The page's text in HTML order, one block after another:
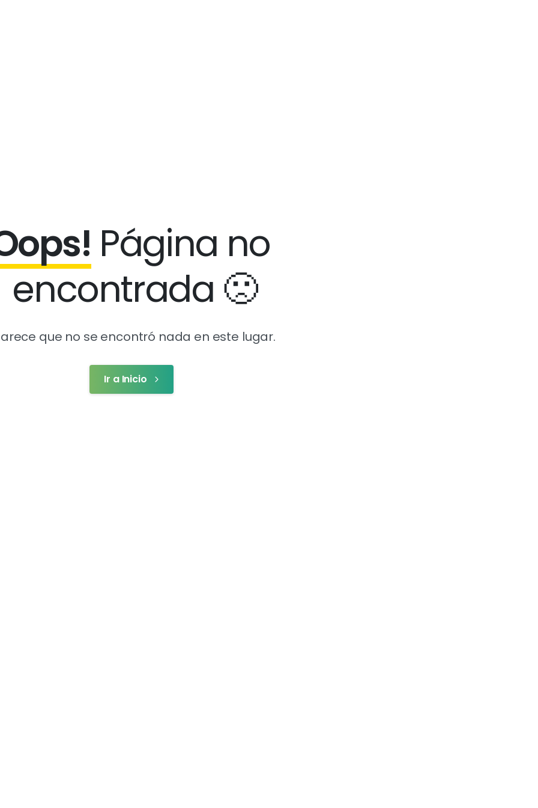
Página no
encontrada 🙁
que no se encontró nada en este lugar.
Ir a Inicio